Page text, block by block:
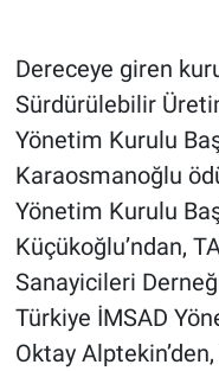
Dereceye giren
Sürdürülebilir
Yönetim Kurulu
Karaosmanoğlu
Yönetim Kurulu
Küçükoğlu’ndan,
Sanayicileri
Türkiye İMSAD
Oktay